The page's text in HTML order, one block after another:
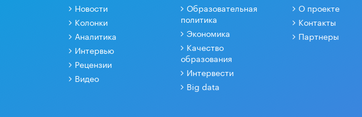
Новости
Колонки
Аналитика
Интервью
Рецензии
Видео
Образовательная
политика
Экономика
Качество
образования
Интервести
Big data
О проекте
Контакты
Партнеры